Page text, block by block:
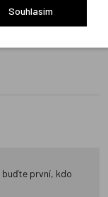
buďte první, kdo
Souhlasím